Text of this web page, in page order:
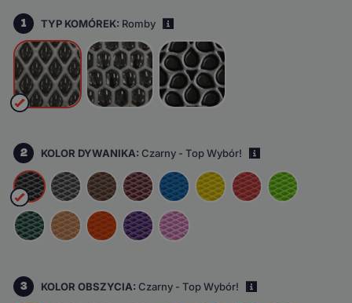
1 TYP KOMÓREK: Romby
2 KOLOR DYWANIKA:Czarny - Top Wybór!
3 KOLOR OBSZYCIA:Czarny - Top Wybór!